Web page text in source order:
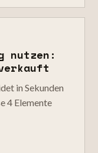
nutzen:
in Sekunden
4 Elemente